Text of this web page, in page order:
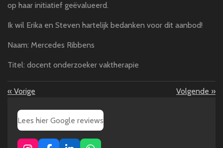
op haar initiatief geëvalueerd.
Ik wil Erika en Steven hartelijk bedanken voor dit aanbod!
Naam: Mercedes Ribbens
Titel: docent onderzoeker vaktherapie
« Vorige Volgende »
Lees hier Google reviews